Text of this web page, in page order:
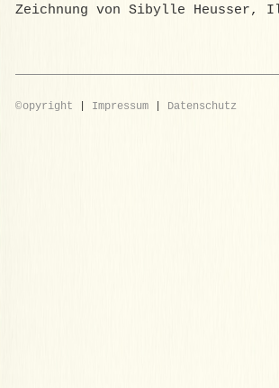
Zeichnung von Sibylle
©opyright Impressum| Datenschutz